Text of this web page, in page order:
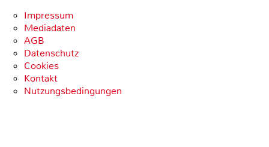
Impressum
Mediadaten
AGB
Datenschutz
Cookies
Kontakt
Nutzungsbedingungen